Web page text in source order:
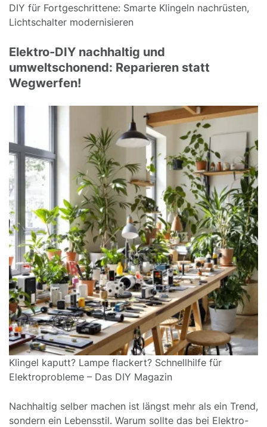
DIY für Fortgeschrittene: Smarte Klingeln nachrüsten,
Lichtschalter modernisieren
Elektro-DIY nachhaltig und
umweltschonend: Reparieren statt
Wegwerfen!
Klingel kaputt? Lampe flackert? Schnellhilfe für
Elektroprobleme – Das DIY Magazin
Nachhaltig selber machen ist längst mehr als ein Trend,
sondern ein Lebensstil. Warum sollte das bei Elektro-